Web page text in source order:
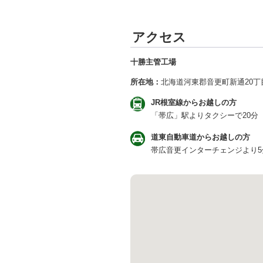
アクセス
十勝主管工場
所在地： 北海道河東郡音更町新通20丁
JR根室線からお越しの方
「帯広」駅よりタクシーで20分
道東自動車道からお越しの方
帯広音更インターチェンジより5